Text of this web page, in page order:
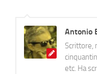
Antonio
Scrittore,
etc. Ha